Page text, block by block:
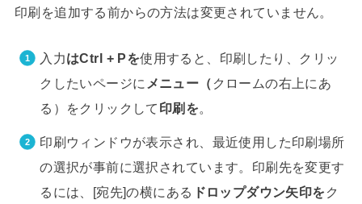
印刷を追加する前からの方法は変更されていません。
入力はCtrl + Pを使用すると、印刷したり、クリッ
クしたいページに メニュー（ クロームの右上にあ
る）をクリックして 印刷を
印刷ウィンドウが表示され、最近使用した印刷場所
の選択が事前に選択されています。印刷先を変更す
るには、[宛先]の横にある ドロップダウン矢印を ク